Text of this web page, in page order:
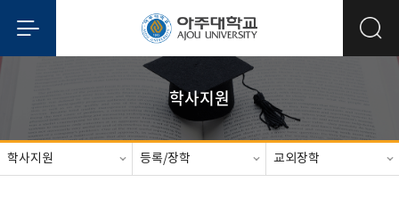
학사지원
학사지원 등록/장학 교외장학